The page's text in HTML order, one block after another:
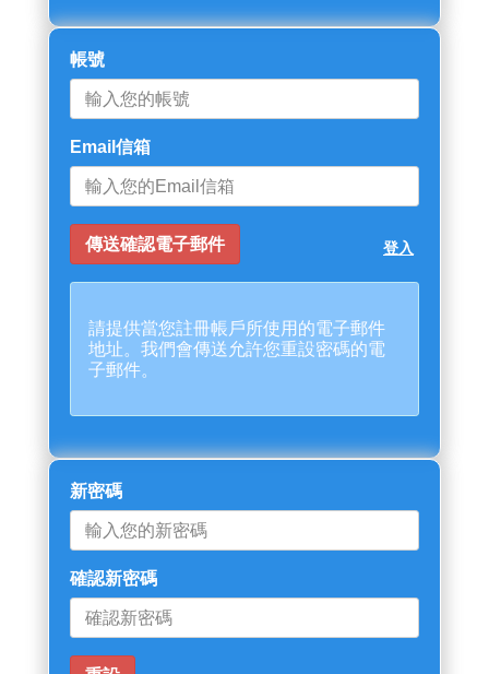
帳號
Email信箱
登入
請提供當您註冊帳戶所使用的電子郵件
地址。我們會傳送允許您重設密碼的電
子郵件。
新密碼
確認新密碼